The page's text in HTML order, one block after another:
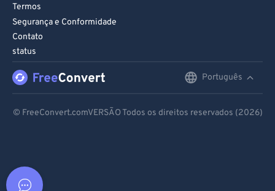
Termos
Segurança e Conformidade
Contato
status
Português
© FreeConvert.comVERSÃO Todos os direitos reservados (2026)